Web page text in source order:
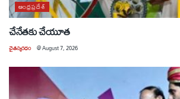
ఆంధ్రప్రదేశ్
చేనేతకు చేయూత
చైతన్యరధం @August 7, 2026